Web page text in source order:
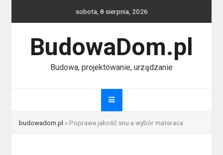
sobota, 8 sierpnia, 2026
BudowaDom.pl
Budowa, projektowanie, urządzanie
budowadom.pl » Poprawa jakość snu a wybór materaca